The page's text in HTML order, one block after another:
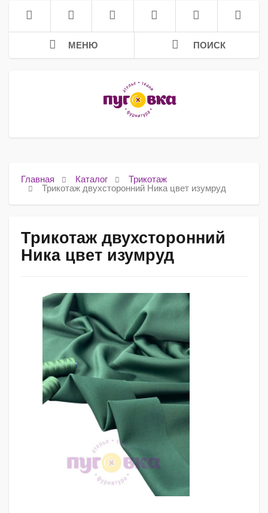
МЕНЮ ПОИСК
Главная Каталог
Трикотаж
Трикотаж двухсторонний Ника цвет изумруд
Трикотаж двухсторонний
Ника цвет изумруд